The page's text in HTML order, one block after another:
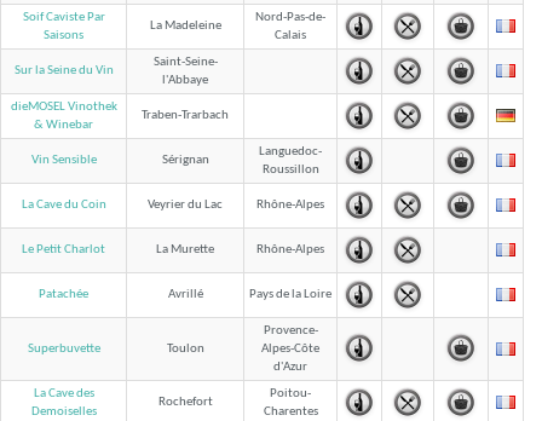
Soif Caviste Par
Saisons
La Madeleine
Nord-Pas-de-
Calais
Sur la Seine du Vin
Saint-Seine-
l'Abbaye
dieMOSEL Vinothek
& Winebar
Traben-Trarbach
Vin Sensible Sérignan
Languedoc-
Roussillon
La Cave du Coin Veyrier du Lac Rhône-Alpes
Le Petit Charlot La Murette Rhône-Alpes
Patachée Avrillé Pays de la Loire
Superbuvette Toulon
Provence-
Alpes-Côte
d'Azur
La Cave des
Demoiselles
Rochefort
Poitou-
Charentes